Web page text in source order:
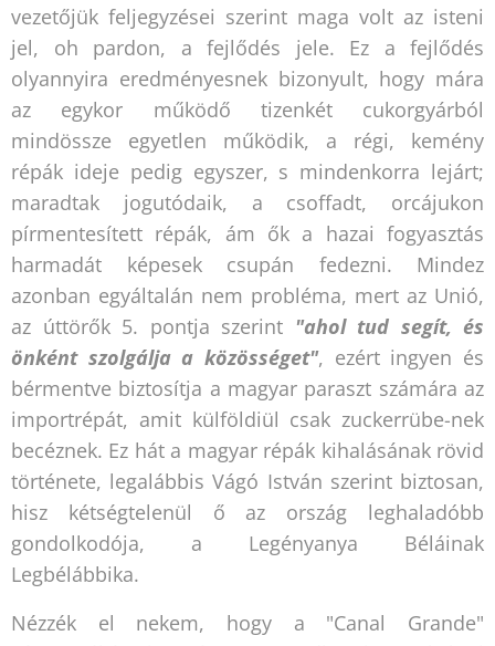
vezetőjük feljegyzései szerint maga volt az isteni
jel, oh pardon, a fejlődés jele. Ez a fejlődés
olyannyira eredményesnek bizonyult, hogy mára
az egykor működő tizenkét cukorgyárból
mindössze egyetlen működik, a régi, kemény
répák ideje pedig egyszer, s mindenkorra lejárt;
maradtak jogutódaik, a csoffadt, orcájukon
pírmentesített répák, ám ők a hazai fogyasztás
harmadát képesek csupán fedezni. Mindez
azonban egyáltalán nem probléma, mert az Unió,
az úttörők 5. pontja szerint "ahol tud segít, és
önként szolgálja a közösséget", ezért ingyen és
bérmentve biztosítja a magyar paraszt számára az
importrépát, amit külföldiül csak zuckerrübe-nek
becéznek. Ez hát a magyar répák kihalásának rövid
története, legalábbis Vágó István szerint biztosan,
hisz kétségtelenül ő az ország leghaladóbb
gondolkodója, a Legényanya Béláinak
Legbélábbika.
Nézzék el nekem, hogy a "Canal Grande"